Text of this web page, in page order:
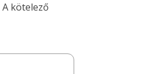
A kötelező